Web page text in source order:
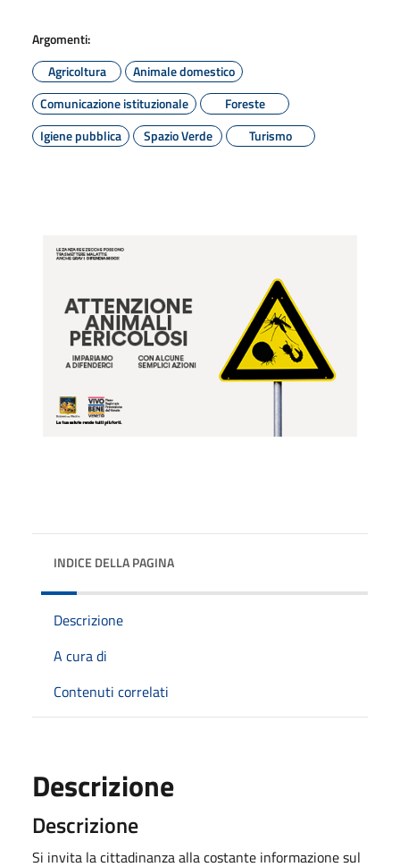
Argomenti:
Agricoltura
Animale domestico
Comunicazione istituzionale
Foreste
Igiene pubblica
Spazio Verde Turismo
INDICE DELLA PAGINA
Descrizione
A cura di
Contenuti correlati
Descrizione
Descrizione
Si invita la cittadinanza alla costante informazione sul